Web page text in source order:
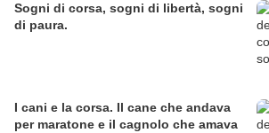
Sogni di corsa, sogni di libertà, sogni
di paura.
I cani e la corsa. Il cane che andava
per maratone e il cagnolo che amava